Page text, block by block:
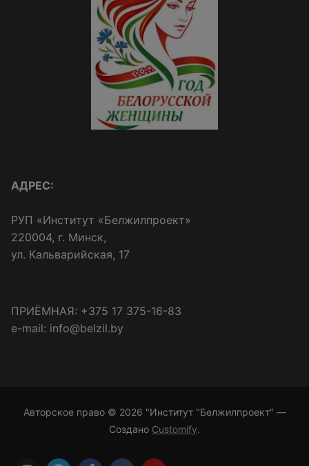
АДРЕС:
РУП «Институт «Белжилпроект»
220004, г. Минск,
ул. Кальварийская, 17
ПРИЁМНАЯ: +375 17 375-16-83
e-mail: info@belzil.by
Авторское право © 2026 "Институт "Белжилпроект" —
Создано Customify.